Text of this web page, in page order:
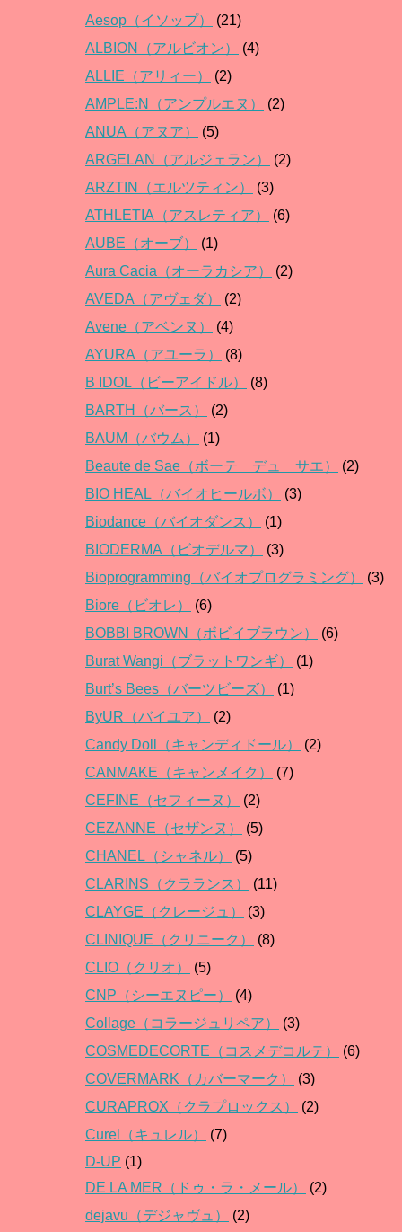
Aesop（イソップ）
(21)
ALBION（アルビオン）
(4)
ALLIE（アリィー）
(2)
AMPLE:N（アンプルエヌ）
(2)
ANUA（アヌア）
(5)
ARGELAN（アルジェラン）
(2)
ARZTIN（エルツティン）
(3)
ATHLETIA（アスレティア）
(6)
AUBE（オーブ）
(1)
Aura Cacia（オーラカシア）
(2)
AVEDA（アヴェダ）
(2)
Avene（アベンヌ）
(4)
AYURA（アユーラ）
(8)
B IDOL（ビーアイドル）
(8)
BARTH（バース）
(2)
BAUM（バウム）
(1)
Beaute de Sae（ボーテ デュ サエ）
(2)
BIO HEAL（バイオヒールボ）
(3)
Biodance（バイオダンス）
(1)
BIODERMA（ビオデルマ）
(3)
Bioprogramming（バイオプログラミング）
(3)
Biore（ビオレ）
(6)
BOBBI BROWN（ボビイブラウン）
(6)
Burat Wangi（ブラットワンギ）
(1)
Burt’s Bees（バーツビーズ）
(1)
ByUR（バイユア）
(2)
Candy Doll（キャンディドール）
(2)
CANMAKE（キャンメイク）
(7)
CEFINE（セフィーヌ）
(2)
CEZANNE（セザンヌ）
(5)
CHANEL（シャネル）
(5)
CLARINS（クラランス）
(11)
CLAYGE（クレージュ）
(3)
CLINIQUE（クリニーク）
(8)
CLIO（クリオ）
(5)
CNP（シーエヌピー）
(4)
Collage（コラージュリペア）
(3)
COSMEDECORTE（コスメデコルテ）
(6)
COVERMARK（カバーマーク）
(3)
CURAPROX（クラプロックス）
(2)
Curel（キュレル）
(7)
D-UP (1)
DE LA MER（ドゥ・ラ・メール）
(2)
dejavu（デジャヴュ）
(2)